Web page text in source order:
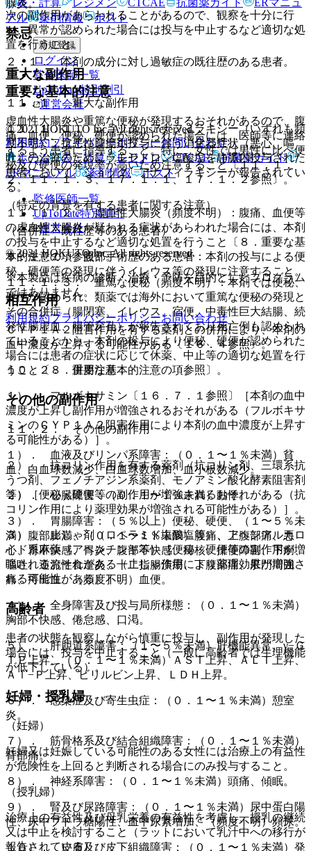
腺炎。
禁忌
２．１． 本剤の成分に対し過敏症の既往歴のある患者。
重要な基本的注意
虚血性大腸炎や重篤な便秘が発現するおそれがあるので、腹
痛、血便、便秘、硬便が認められた場合には、医師等に連絡
するよう患者に指導すること。特に、女性では男性に比べ便
秘及び硬便の発現率が高いため注意すること〔１１．１．
２、１１．１．３、１７．１．１、１７．１．２参照〕。
（特定の背景を有する患者に関する注意）
（合併症・既往歴等のある患者）
９．１．１． 腹部手術歴のある患者：本剤の投与による便
秘、硬便等の発現に伴うイレウス等の発現に注意すること。
相互作用
ＣＹＰ１Ａ２阻害作用を有する薬剤との併用により、本剤の
血中濃度が上昇する可能性がある〔１６．４参照〕。
１０．２． 併用注意：
１）． フルボキサミン〔１６．７．１参照〕［本剤の血中
濃度が上昇し副作用が増強されるおそれがある（フルボキサ
ミンのＣＹＰ１Ａ２阻害作用により本剤の血中濃度が上昇す
る可能性がある）］。
２）． 抗コリン作用を有する薬剤（抗コリン剤、三環系抗
うつ剤、フェノチアジン系薬剤、モノアミン酸化酵素阻害剤
等）［便秘・硬便等の副作用が増強されるおそれがある（抗
コリン作用により薬理効果が増強される可能性がある）］。
３）． 止しゃ剤（ロペラミド塩酸塩等）、アヘンアルカロ
イド系麻薬（アヘンチンキ等）［便秘・硬便等の副作用が増
強されるおそれがある（止しゃ作用により薬理効果が増強さ
れる可能性がある）］。
高齢者
患者の状態を観察しながら慎重に投与し、副作用が発現した
場合には、投与を中止すること（一般に高齢者では生理機能
が低下している）。
妊婦・授乳婦
（妊婦）
妊婦又は妊娠している可能性のある女性には治療上の有益性
が危険性を上回ると判断される場合にのみ投与すること。
（授乳婦）
治療上の有益性及び母乳栄養の有益性を考慮し、授乳の継続
又は中止を検討すること（ラットにおいて乳汁中への移行が
報告されている）。
次の副作用があらわれることがあるので、観察を十分に行
い、異常が認められた場合には投与を中止するなど適切な処
置を行うこと。
重大な副作用
１１．１． 重大な副作用
１１．１．１． ショック、アナフィラキシー（いずれも頻
度不明）：抗悪性腫瘍剤投与に伴う消化器症状（悪心、嘔
吐）の治療のためにラモセトロン塩酸塩を静脈内投与された
患者において、ショック、アナフィラキシーが報告されてい
る。
１１．１．２． 虚血性大腸炎（頻度不明）：腹痛、血便等
の虚血性大腸炎が疑われる症状があらわれた場合には、本剤
の投与を中止するなど適切な処置を行うこと〔８．重要な基
本的注意の項参照〕。
１１．１．３． 重篤な便秘（頻度不明）：本剤では便秘、
硬便が認められ、類薬では海外において重篤な便秘の発現と
その合併症（腸閉塞、イレウス、宿便、中毒性巨大結腸、続
発性腸虚血、腸管穿孔）が報告されており死亡例も認められ
ていることから、本剤の投与により便秘、硬便が認められた
場合には患者の症状に応じて休薬、中止等の適切な処置を行
うこと〔８．重要な基本的注意の項参照〕。
その他の副作用
１１．２． その他の副作用
１）． 血液及びリンパ系障害：（０．１〜１％未満）貧
血、白血球数減少、白血球数増加、血小板数減少。
２）． 心臓障害：（０．１〜１％未満）動悸。
３）． 胃腸障害：（５％以上）便秘、硬便、（１〜５％未
満）腹部膨満、（０．１〜１％未満）腹痛、上腹部痛、悪
心、胃不快感、胃炎、腹部不快感、痔核、排便障害、下痢、
嘔吐、逆流性食道炎、十二指腸潰瘍、下腹部痛、肛門周囲
痛、痔出血、（頻度不明）血便。
４）． 全身障害及び投与局所様態：（０．１〜１％未満）
胸部不快感、倦怠感、口渇。
５）． 肝胆道系障害：（１〜５％未満）肝機能異常、γ−Ｇ
ＴＰ上昇、（０．１〜１％未満）ＡＳＴ上昇、ＡＬＴ上昇、
Ａｌ−Ｐ上昇、ビリルビン上昇、ＬＤＨ上昇。
６）． 感染症及び寄生虫症：（０．１〜１％未満）憩室
炎。
７）． 筋骨格系及び結合組織障害：（０．１〜１％未満）
背部痛。
８）． 神経系障害：（０．１〜１％未満）頭痛、傾眠。
９）． 腎及び尿路障害：（０．１〜１％未満）尿中蛋白陽
性、尿中ブドウ糖陽性、血中尿素増加、（頻度不明）頻尿。
１０）． 皮膚及び皮下組織障害：（０．１〜１％未満）発
アル
薬剤情報 ポスト
新規登録
ログイン
監修医師一覧
UpToDate特別割引
運営会社
© 2021 HOKUTO Inc. All rights reserved.
利用規約プライバシーポリシーお問い合わせ
ホーム
表・計算 レジメン CTCAE
抗菌薬ガイド
ERマニュアル
薬剤情報 ポスト
監修医師一覧
UpToDate特別割引
運営会社
© 2021 HOKUTO Inc. All rights reserved.
※本製品は疾病の診断・治療・予防を目的としたプログラム
ではありません。
利用規約プライバシーポリシーお問い合わせ